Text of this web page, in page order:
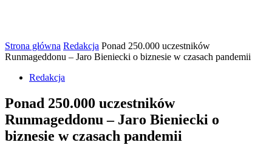
Strona główna Redakcja Ponad 250.000 uczestników
Runmageddonu – Jaro Bieniecki o biznesie w czasach pandemii
Redakcja
Ponad 250.000 uczestników
Runmageddonu – Jaro Bieniecki o
biznesie w czasach pandemii